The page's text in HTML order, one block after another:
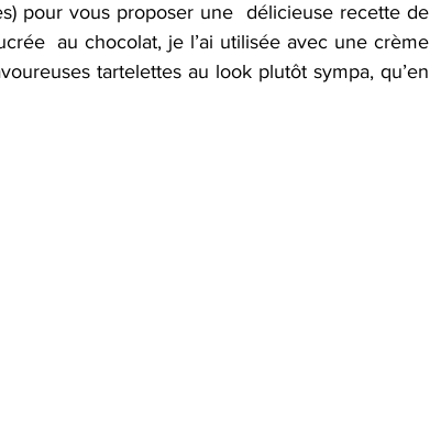
pour vous proposer une  délicieuse recette de
au chocolat, je l’ai utilisée avec une crème
tartelettes au look plutôt sympa, qu’en